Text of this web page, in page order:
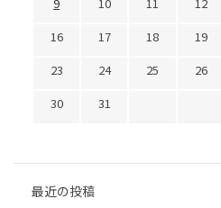
16
17 18 19
23
24 25 26
30
31
最近の投稿